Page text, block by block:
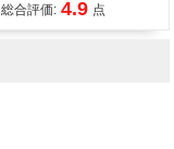
総合評価: 4.9 点